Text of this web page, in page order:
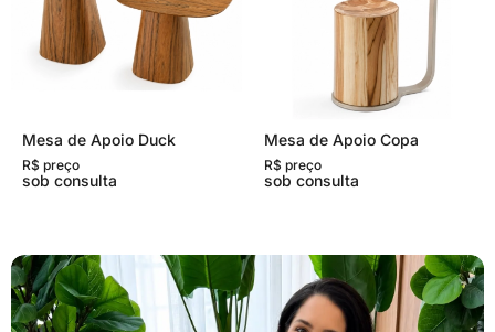
Mesa de Apoio Duck
R$ preço
sob consulta
Mesa de Apoio Copa
R$ preço
sob consulta